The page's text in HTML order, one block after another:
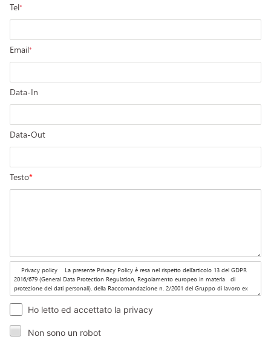
Tel*
Email*
Data-In
Data-Out
Testo*
Ho letto ed accettato la privacy
Non sono un robot